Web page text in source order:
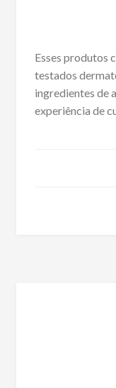
Esses produtos
testados
ingredientes de
experiência de